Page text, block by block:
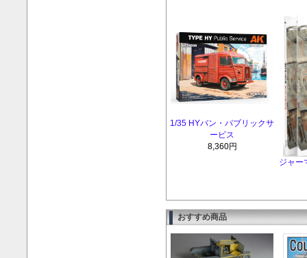
1/35 HYバン・パブリックサ
ービス
8,360円
ジャー
おすすめ商品